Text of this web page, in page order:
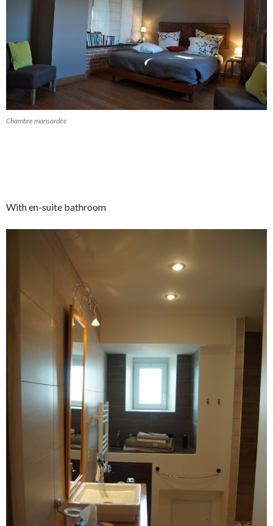
Chambre mansardée
With en-suite bathroom